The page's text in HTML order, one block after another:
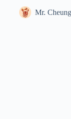
Mr. Cheung